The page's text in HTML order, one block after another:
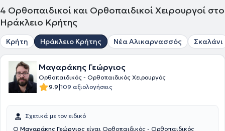
4 Ορθοπαιδικοί και Ορθοπαιδικοί Χειρουργοί στο
Ηράκλειο Κρήτης
Κρήτη Ηράκλειο Κρήτης Νέα Αλικαρνασσός Σκαλάνι
Μαγαράκης Γεώργιος
Ορθοπαιδικός - Ορθοπαιδικός Χειρουργός
9.9|109 αξιολογήσεις
Σχετικά με τον ειδικό
Ο Μαγαράκης Γεώργιος είναι Ορθοπαιδικός - Ορθοπαιδικός